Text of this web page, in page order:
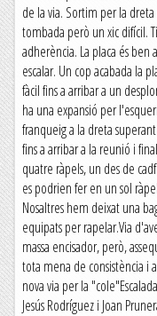
de la via. Sortim per la
tombada però un xic difícil.
adherència. La placa és
escalar. Un cop acabada la
fàcil fins a arribar a un
ha una expansió per
franqueig a la dreta
fins a arribar a la reunió i
quatre ràpels, un des de
es podrien fer en un sol
Nosaltres hem deixat una
equipats per rapelar.Via
massa encisador, però,
tota mena de consistència i
nova via per la
Jesús Rodríguez i Joan